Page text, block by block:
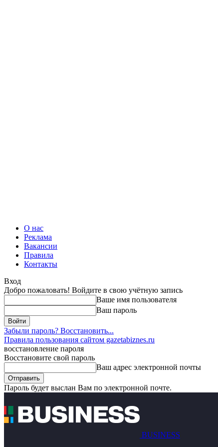
О нас
Реклама
Вакансии
Правила
Контакты
Вход
Добро пожаловать! Войдите в свою учётную запись
Ваше имя пользователя
Ваш пароль
Забыли пароль? Восстановить...
Правила пользования сайтом gazetabiznes.ru
восстановление пароля
Восстановите свой пароль
Ваш адрес электронной почты
Пароль будет выслан Вам по электронной почте.
BUSINESS